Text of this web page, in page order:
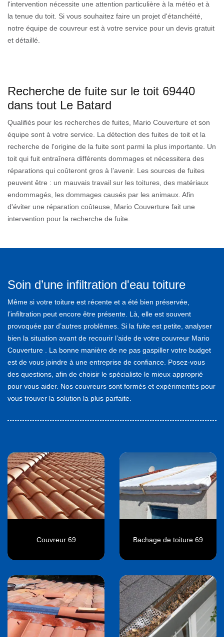
l'intervention nécessite une attention particulière à la météo et à
la tenue du toit. Si vous souhaitez faire un projet d'étanchéité,
notre équipe de couvreur est à votre service pour un devis gratuit
et détaillé.
Recherche de fuite sur le toit 69440
dans tout Le Batard
Qualifiés pour les recherches de fuites, Mario Couverture et son
équipe sont à votre service. La détection des fuites de toit et la
recherche de l'origine de la fuite sont parmi la plus importante. Un
toit qui fuit entraînera différents dommages et nécessitera des
réparations qui coûteront gros à l’avenir. Les sources de fuites
peuvent être : un mauvais travail sur les toitures, des matériaux
endommagés, les dommages causés par les animaux. Afin
d'éviter une réparation coûteuse, Mario Couverture fait une
intervention pour la recherche de fuite.
Soin d’une infiltration d'eau toiture
Même si votre toiture est récente et a été bien préservée,
l’infiltration peut encore être présente. Là, elle est souvent
provoquée par d’autres problèmes. Si la fuite est petite, analyser
bien la situation avant de recourir l’aide de votre couvreur Mario
Couverture . La bonne manière de ne pas gaspiller votre budget
est de vous joindre à une entreprise de confiance. Posez-vous
des questions, afin de choisir le spécialiste le mieux approprié
pour vous aider. Nos couvreurs sont formés et expérimentés pour
vous trouver la solution la plus parfaite.
Couvreur 69 Bachage de toiture 69